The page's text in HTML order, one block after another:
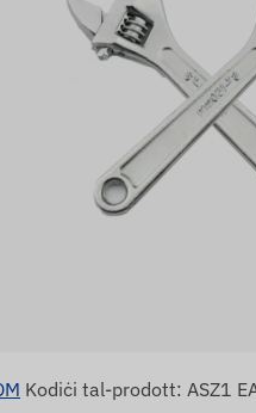
Kodiċi tal-prodott: ASZ1